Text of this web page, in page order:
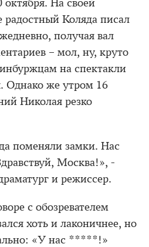
октября. На своей
радостный Коляда писал
получая вал
– мол, ну, круто
на спектакли
Однако же утром 16
Николая резко
поменяли замки. Нас
Москва!», -
и режиссер.
с обозревателем
хоть и лаконичнее, но
«У нас *****!»